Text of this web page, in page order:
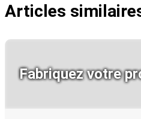
Articles
Fabriquez votre